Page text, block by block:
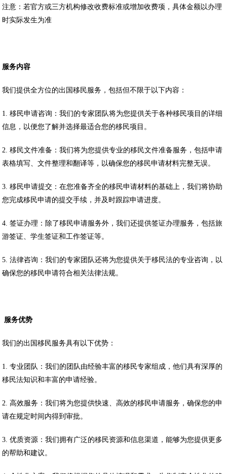
注意：若官方或三方机构修改收费标准或增加收费项，具体金额以办理
时实际发生为准
服务内容
我们提供全方位的出国移民服务，包括但不限于以下内容：
1. 移民申请咨询：我们的专家团队将为您提供关于各种移民项目的详细
信息，以便您了解并选择最适合您的移民项目。
2. 移民文件准备：我们将为您提供专业的移民文件准备服务，包括申请
表格填写、文件整理和翻译等，以确保您的移民申请材料完整无误。
3. 移民申请提交：在您准备齐全的移民申请材料的基础上，我们将协助
您完成移民申请的提交手续，并及时跟踪申请进度。
4. 签证办理：除了移民申请服务外，我们还提供签证办理服务，包括旅
游签证、学生签证和工作签证等。
5. 法律咨询：我们的专家团队还将为您提供关于移民法的专业咨询，以
确保您的移民申请符合相关法律法规。
服务优势
我们的出国移民服务具有以下优势：
1. 专业团队：我们的团队由经验丰富的移民专家组成，他们具有深厚的
移民法知识和丰富的申请经验。
2. 高效服务：我们将为您提供快速、高效的移民申请服务，确保您的申
请在规定时间内得到审批。
3. 优质资源：我们拥有广泛的移民资源和信息渠道，能够为您提供更多
的帮助和建议。